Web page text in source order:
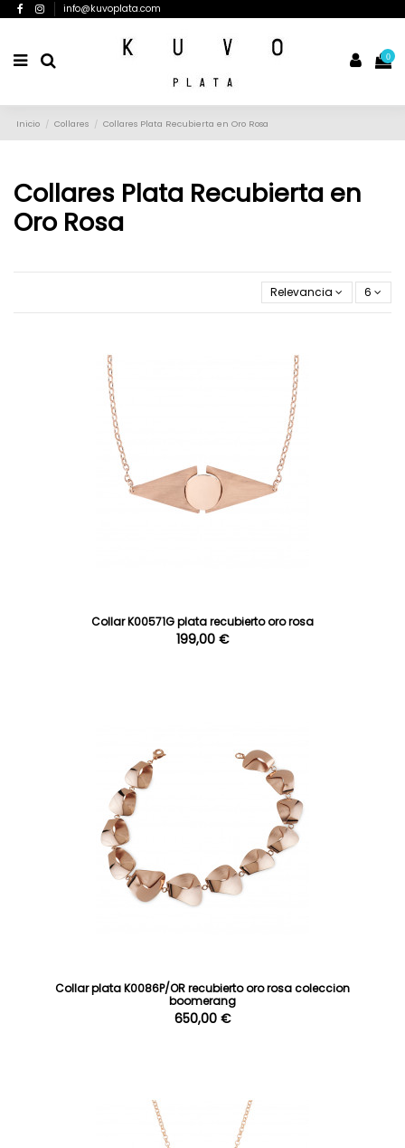
info@kuvoplata.com
0
Inicio Collares Collares Plata Recubierta en Oro Rosa
Collares Plata Recubierta en
Oro Rosa
Relevancia 6
Collar K00571G plata recubierto oro rosa
199,00 €
Collar plata K0086P/OR recubierto oro rosa coleccion
boomerang
650,00 €